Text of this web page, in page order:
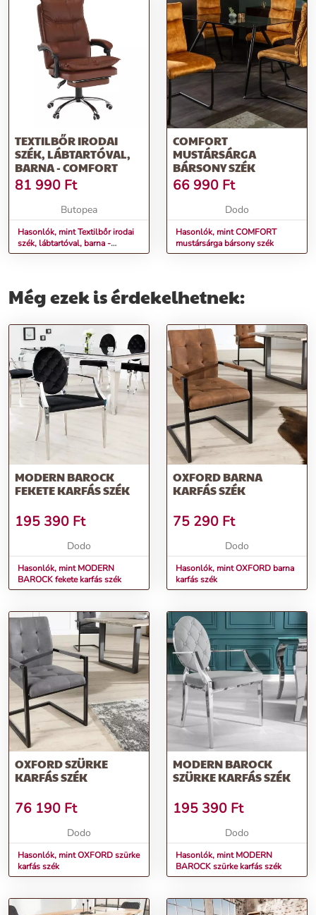
TEXTILBŐR IRODAI
SZÉK, LÁBTARTÓVAL,
BARNA - COMFORT
81 990 Ft
Butopea
Hasonlók, mint Textilbőr irodai
szék, lábtartóval, barna -
COMFORT
COMFORT
MUSTÁRSÁRGA
BÁRSONY SZÉK
66 990 Ft
Dodo
Hasonlók, mint COMFORT
mustársárga bársony szék
Még ezek is érdekelhetnek:
MODERN BAROCK
FEKETE KARFÁS SZÉK
195 390 Ft
Dodo
Hasonlók, mint MODERN
BAROCK fekete karfás szék
OXFORD BARNA
KARFÁS SZÉK
75 290 Ft
Dodo
Hasonlók, mint OXFORD barna
karfás szék
OXFORD SZÜRKE
KARFÁS SZÉK
76 190 Ft
Dodo
Hasonlók, mint OXFORD szürke
karfás szék
MODERN BAROCK
SZÜRKE KARFÁS SZÉK
195 390 Ft
Dodo
Hasonlók, mint MODERN
BAROCK szürke karfás szék